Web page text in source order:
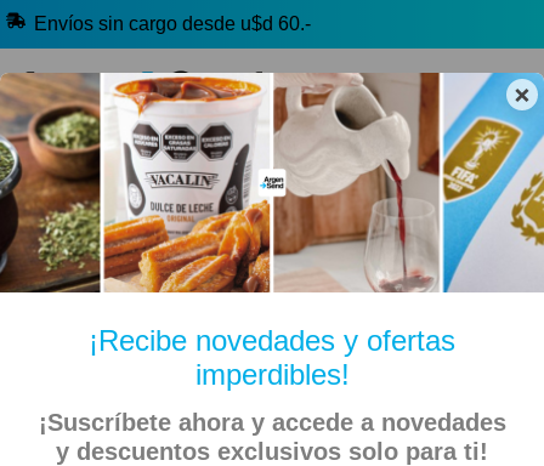
×
¡Recibe novedades y ofertas
imperdibles!
¡Suscríbete ahora y accede a novedades
y descuentos exclusivos solo para ti!
Envíos sin cargo desde u$d 60.-
🔥 Alfajores y Golosinas
🧉 Clásicos argentinos 🏷️ Todas las categorías
Inicio Tradición Argentina Alimentos Tradicionales
La Serenísima – Dulce de Leche Aireado 300gr